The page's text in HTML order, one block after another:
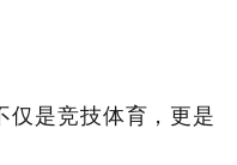
仅是竞技体育，更是